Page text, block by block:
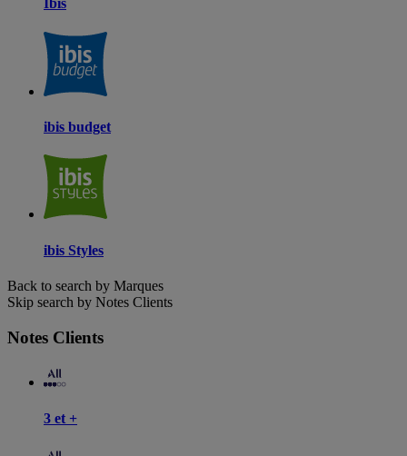
Ibis
ibis budget
ibis Styles
Back to search by Marques
Skip search by Notes Clients
Notes Clients
3 et +